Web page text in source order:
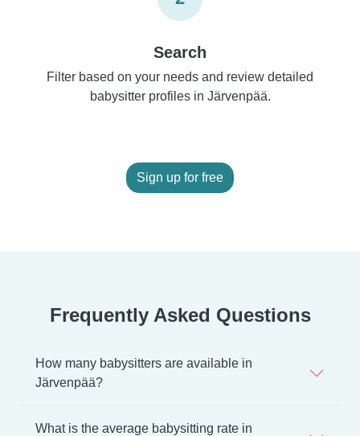
Search
Filter based on your needs and review detailed
babysitter profiles in Järvenpää.
Sign up for free
Frequently Asked Questions
How many babysitters are available in
Järvenpää?
What is the average babysitting rate in